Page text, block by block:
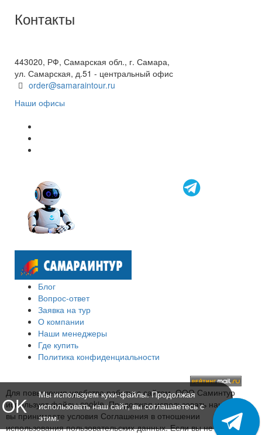
Контакты
443020, РФ, Самарская обл., г. Самара,
ул. Самарская, д.51 - центральный офис
order@samaraintour.ru
Наши офисы
Блог
Вопрос-ответ
Заявка на тур
О компании
Наши менеджеры
Где купить
Политика конфиденциальности
Для повышения удобства работы с сайтом, ООО Саминтур
использует файлы cookie. Продолжая использовать наш сайт,
вы принимаете условия Соглашения в отношении
использования пользовательских данных. Если вы не хотите,
OK
Мы используем куки-файлы. Продолжая
использовать наш сайт, вы соглашаетесь с
этим.